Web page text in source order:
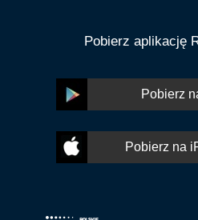
Pobierz aplikację
Pobierz
Pobierz na